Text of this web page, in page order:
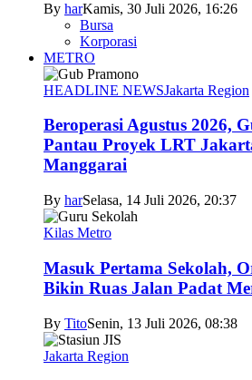
By harKamis, 30 Juli 2026, 16:26
Bursa
Korporasi
METRO
HEADLINE NEWSJakarta Region
Beroperasi Agustus 2026,
Pantau Proyek LRT
Manggarai
By harSelasa, 14 Juli 2026, 20:37
Kilas Metro
Masuk Pertama Sekolah,
Bikin Ruas Jalan Padat
By TitoSenin, 13 Juli 2026, 08:38
Jakarta Region